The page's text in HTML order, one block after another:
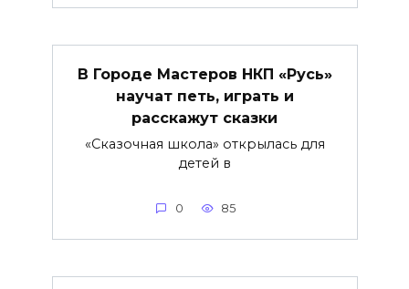
В Городе Мастеров НКП «Русь»
научат петь, играть и
расскажут сказки
«Сказочная школа» открылась для
детей в
0 85